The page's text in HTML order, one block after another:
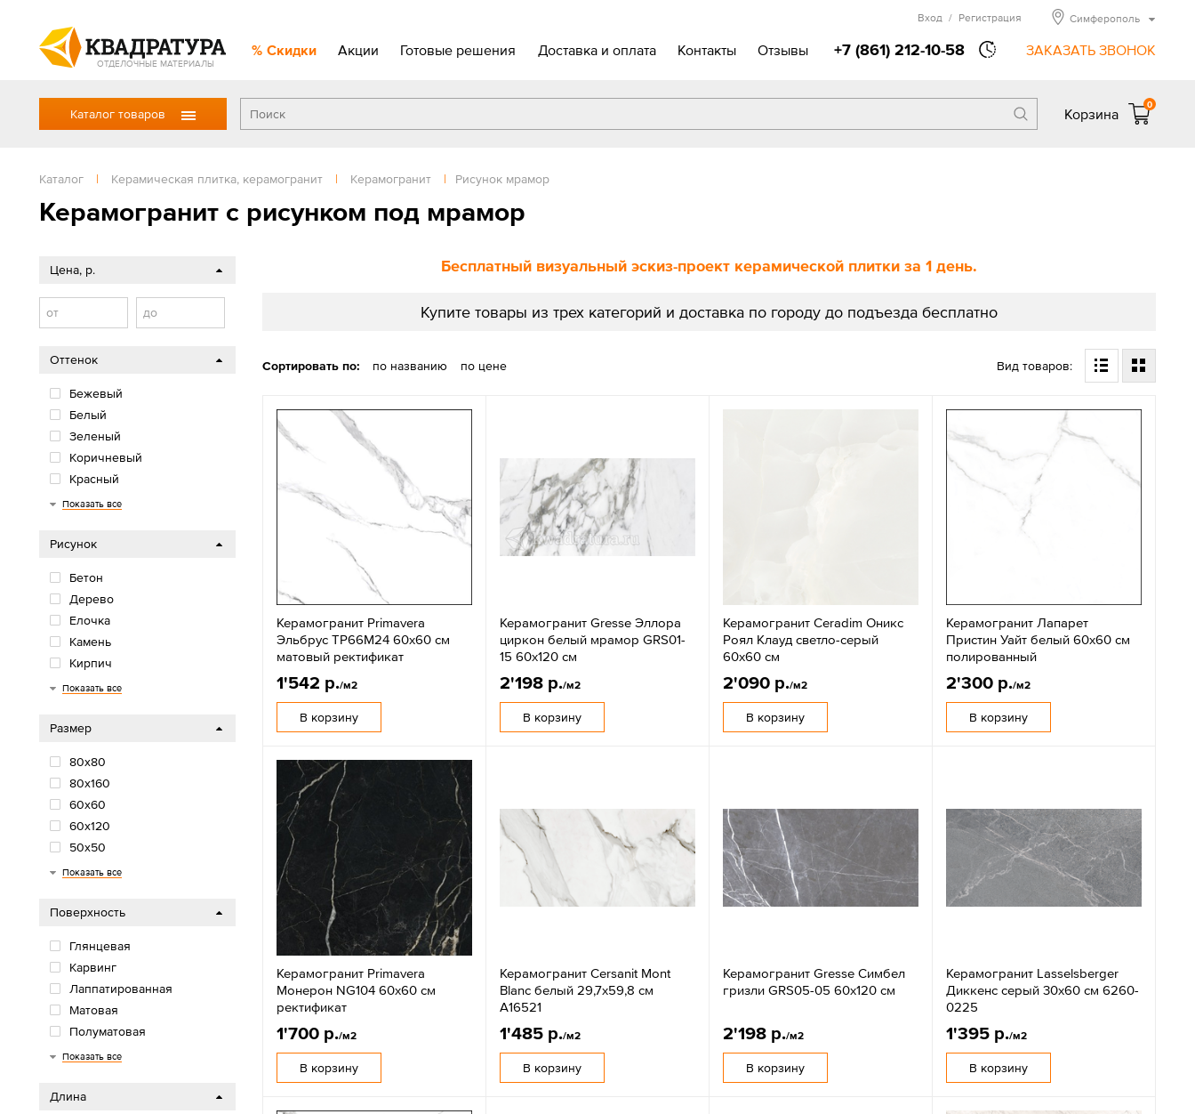
ОТДЕЛОЧНЫЕ МАТЕРИАЛЫ
Скидки Акции Готовые решения Доставка и оплата Контакты Отзывы +7 (861) 212-10-58 ЗАКАЗАТЬ ЗВОНОК
Вход / Регистрация Симферополь
Каталог товаров Корзина
0
Каталог | Керамическая плитка, керамогранит | Керамогранит | Рисунок мрамор
Керамогранит с рисунком под мрамор
Бесплатный визуальный эскиз-проект керамической плитки за 1 день.
Купите товары из трех категорий и доставка по городу до подъезда бесплатно
Сортировать по: по названию по цене Вид товаров:
Керамогранит Primavera
Эльбрус TP66M24 60х60 см
матовый ректификат
1'542 р./м2
В корзину
Керамогранит Gresse Эллора
циркон белый мрамор GRS01-
15 60х120 см
2'198 р./м2
В корзину
Керамогранит Ceradim Оникс
Роял Клауд светло-серый
60x60 см
2'090 р./м2
В корзину
Керамогранит Лапарет
Пристин Уайт белый 60x60 см
полированный
2'300 р./м2
В корзину
Керамогранит Primavera
Монерон NG104 60x60 см
ректификат
1'700 р./м2
В корзину
Керамогранит Cersanit Mont
Blanc белый 29,7x59,8 см
A16521
1'485 р./м2
В корзину
Керамогранит Gresse Симбел
гризли GRS05-05 60х120 см
2'198 р./м2
В корзину
Керамогранит Lasselsberger
Диккенс серый 30x60 см 6260-
0225
1'395 р./м2
В корзину
Цена, р.
от до
Оттенок
Бежевый
Белый
Зеленый
Коричневый
Красный
Многоцветный
Оранжевый/желтый
Розовый/фиолетовый
Серый
Синий/голубой
Черный
Показать все
Рисунок
Бетон
Дерево
Елочка
Камень
Кирпич
Моноколор
Мрамор
Обои
Орнамент
Паркет
Терраццо
Травертин
Цветы
Цемент
Показать все
Размер
80х80
80x160
60х60
60х120
50х50
50x100
45х45
45x90
42х42
40х40
40x120
33х33
33x32
32x32
32x30
30х90
30х30
30x60
22х90
20х90
20х60
20х40
20х20
20х120
20x80
19x120
18х60
15х60
15x90
150x75
12x25
12,5х50
10х40
Показать все
Поверхность
Глянцевая
Карвинг
Лаппатированная
Матовая
Полуматовая
Сахарная
Структурная
Показать все
Длина